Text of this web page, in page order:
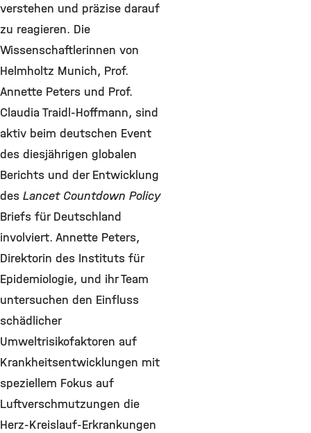
verstehen und präzise darauf
zu reagieren. Die
Wissenschaftlerinnen von
Helmholtz Munich, Prof.
Annette Peters und Prof.
Claudia Traidl-Hoffmann, sind
aktiv beim deutschen Event
des diesjährigen globalen
Berichts und der Entwicklung
des Lancet Countdown Policy
Briefs für Deutschland
involviert. Annette Peters,
Direktorin des Instituts für
Epidemiologie, und ihr Team
untersuchen den Einfluss
schädlicher
Umweltrisikofaktoren auf
Krankheitsentwicklungen mit
speziellem Fokus auf
Luftverschmutzungen die
Herz-Kreislauf-Erkrankungen